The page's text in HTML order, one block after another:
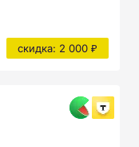
скидка: 2 000 ₽